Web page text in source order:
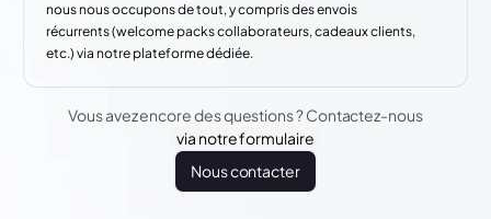
nous nous occupons de tout, y compris des envois
récurrents (welcome packs collaborateurs, cadeaux clients,
etc.) via notre plateforme dédiée.
Vous avez encore des questions ? Contactez-nous
via notre formulaire
Nous contacter